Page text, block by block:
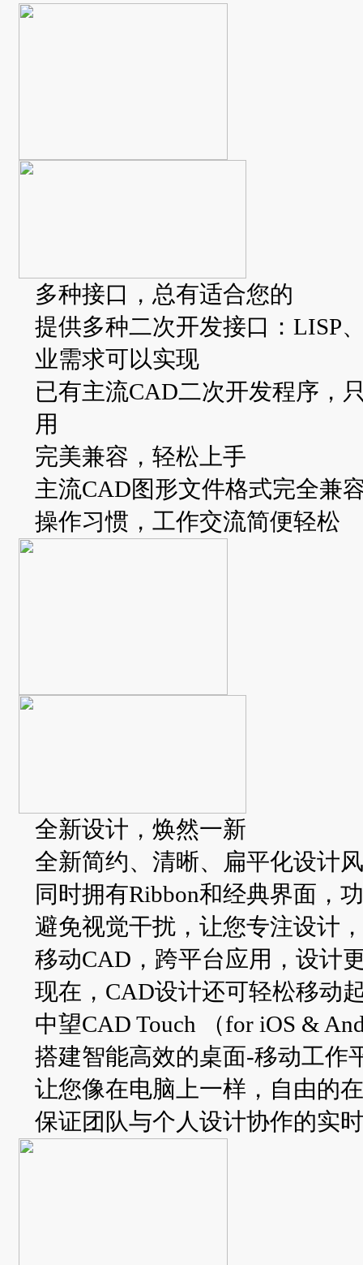
多种接口，总有适合您的
提供多种二次开发接口：LISP
业需求可以实现
已有主流CAD二次开发程序，
用
完美兼容，轻松上手
主流CAD图形文件格式完全兼
操作习惯，工作交流简便轻松
全新设计，焕然一新
全新简约、清晰、扁平化设计
同时拥有Ribbon和经典界面，
避免视觉干扰，让您专注设计
移动CAD，跨平台应用，设计
现在，CAD设计还可轻松移动
中望CAD Touch （for iOS &
搭建智能高效的桌面-移动工作
让您像在电脑上一样，自由的
保证团队与个人设计协作的实